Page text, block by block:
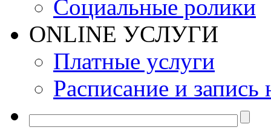
Социальные ролики
ONLINE УСЛУГИ
Платные услуги
Расписание и запись